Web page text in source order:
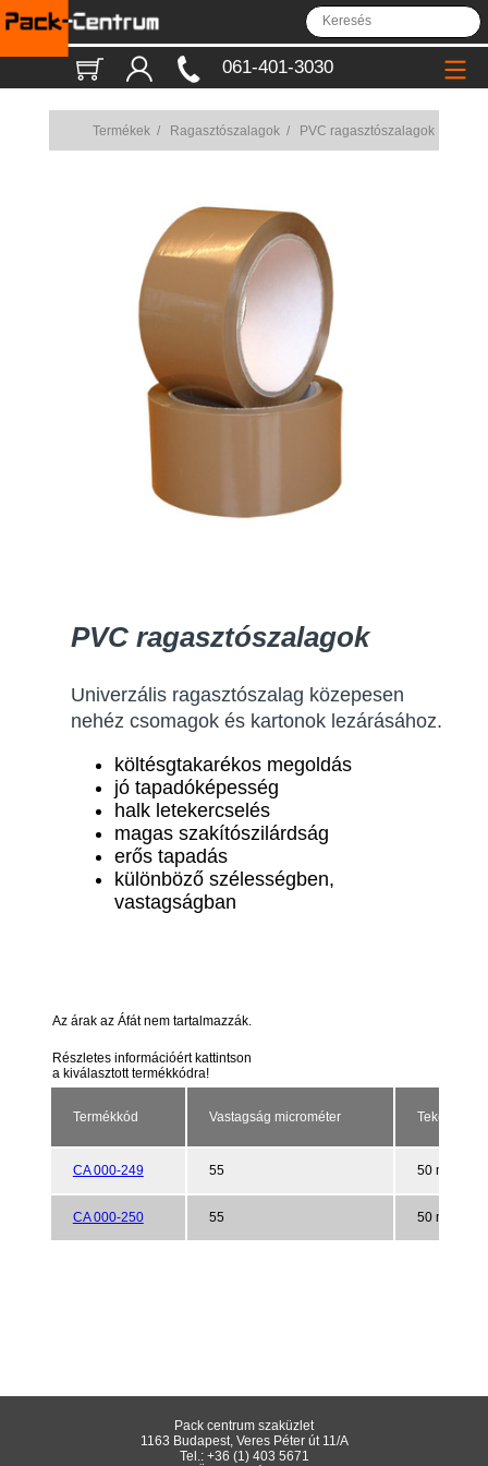
061-401-3030
Termékek/ Ragasztószalagok/ PVC ragasztószalagok
PVC ragasztószalagok
Univerzális ragasztószalag közepesen
nehéz csomagok és kartonok lezárásához.
költésgtakarékos megoldás
jó tapadóképesség
halk letekercselés
magas szakítószilárdság
erős tapadás
különböző szélességben,
vastagságban
Az árak az Áfát nem tartalmazzák.
Részletes információért kattintson
a kiválasztott termékkódra!
Termékkód Vastagság microméter Tekercs
CA 000-249 55 50 mm/66
CA 000-250 55 50 mm/66
Pack centrum szaküzlet
1163 Budapest, Veres Péter út 11/A
Tel.: +36 (1) 403 5671